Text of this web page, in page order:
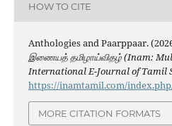
HOW TO CITE
Anthologies and Paarppaar.
இணையத் தமிழாய்விதழ் (Inam:
International E-Journal of Tamil
https://inamtamil.com/
MORE CITATION FORMATS